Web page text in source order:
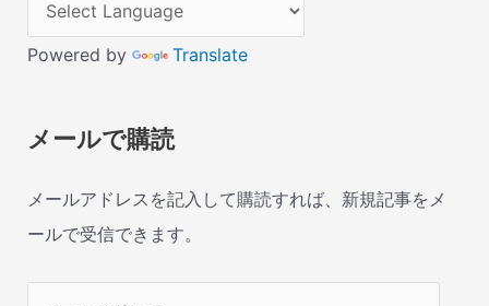
Powered by Translate
メールで購読
メールアドレスを記入して購読すれば、新規記事をメ
ールで受信できます。